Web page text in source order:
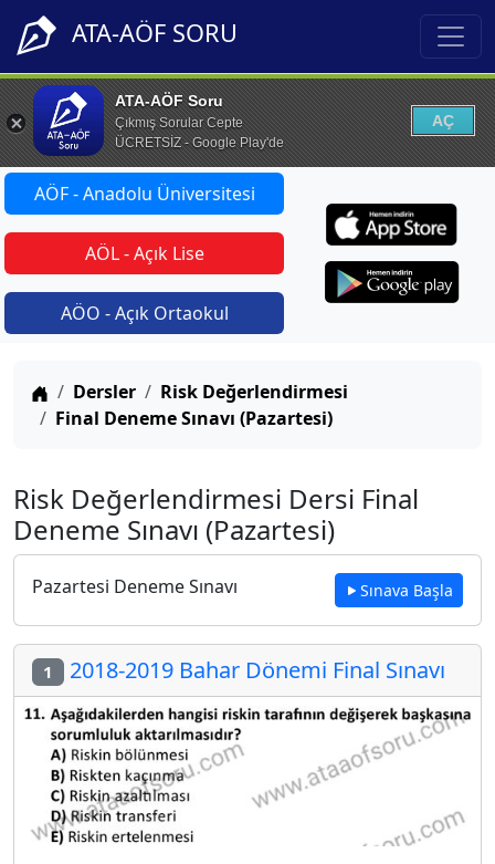
ATA-AÖF SORU
ATA-AÖF Soru
Çıkmış Sorular Cepte
ÜCRETSİZ - Google Play'de
AÇ
AÖF - Anadolu Üniversitesi
AÖL - Açık Lise
AÖO - Açık Ortaokul
Anasayfa
Dersler
Risk Değerlendirmesi
Final Deneme Sınavı (Pazartesi)
Risk Değerlendirmesi Dersi Final
Deneme Sınavı (Pazartesi)
Pazartesi Deneme Sınavı Sınava Başla
1 2018-2019 Bahar Dönemi Final Sınavı